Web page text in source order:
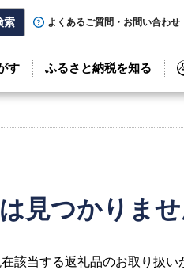
よくあるご質問・お問い合わせ
す ふるさと納税を知る
見つかりま
該当する返礼品のお取り扱い